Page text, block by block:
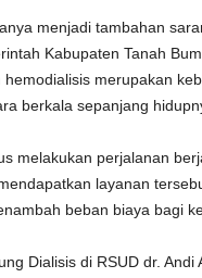
menjadi tambahan
Kabupaten Tanah
merupakan
berkala sepanjang
melakukan perjalanan
layanan
beban biaya bagi
Dialisis di RSUD dr.